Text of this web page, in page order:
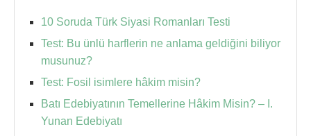
10 Soruda Türk Siyasi Romanları Testi
Test: Bu ünlü harflerin ne anlama geldiğini biliyor
musunuz?
Test: Fosil isimlere hâkim misin?
Batı Edebiyatının Temellerine Hâkim Misin? – I.
Yunan Edebiyatı